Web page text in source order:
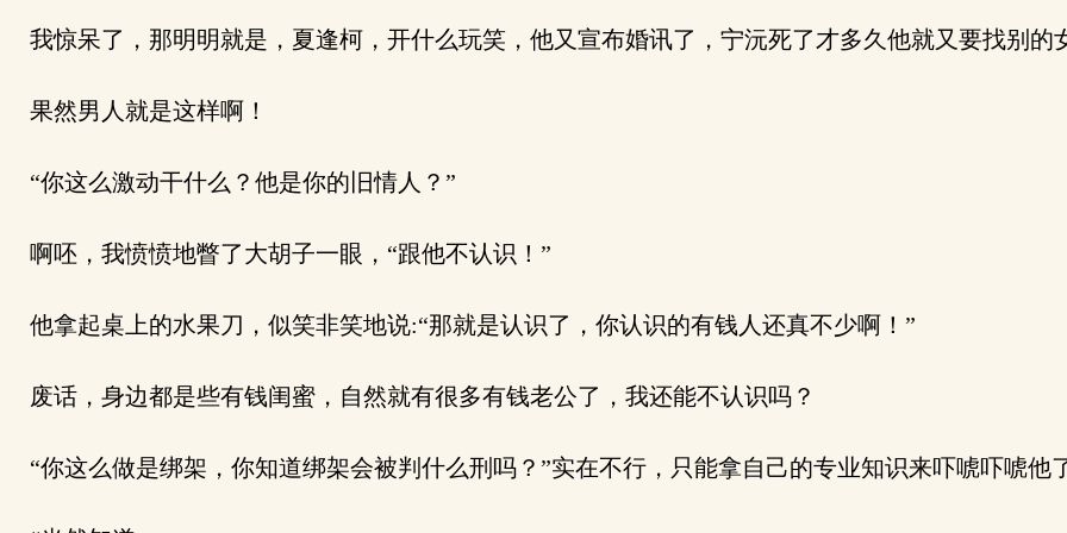
我惊呆了，那明明就是，夏逢柯，开什么玩笑，他又宣布婚讯了，宁沅死了才多久他就又要找别的
果然男人就是这样啊！
“你这么激动干什么？他是你的旧情人？”
啊呸，我愤愤地瞥了大胡子一眼，“跟他不认识！”
他拿起桌上的水果刀，似笑非笑地说:“那就是认识了，你认识的有钱人还真不少啊！”
废话，身边都是些有钱闺蜜，自然就有很多有钱老公了，我还能不认识吗？
“你这么做是绑架，你知道绑架会被判什么刑吗？”实在不行，只能拿自己的专业知识来吓唬吓唬他